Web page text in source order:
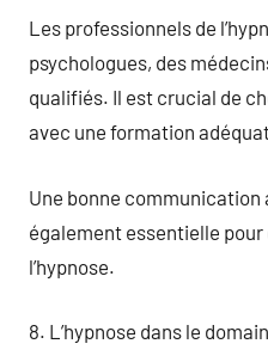
Les professionnels de
psychologues, des
qualifiés. Il est crucial de
avec une formation
Une bonne
également essentielle
l’hypnose.
8. L’hypnose dans le